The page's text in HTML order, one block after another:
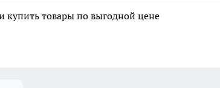
и купить товары по выгодной цене